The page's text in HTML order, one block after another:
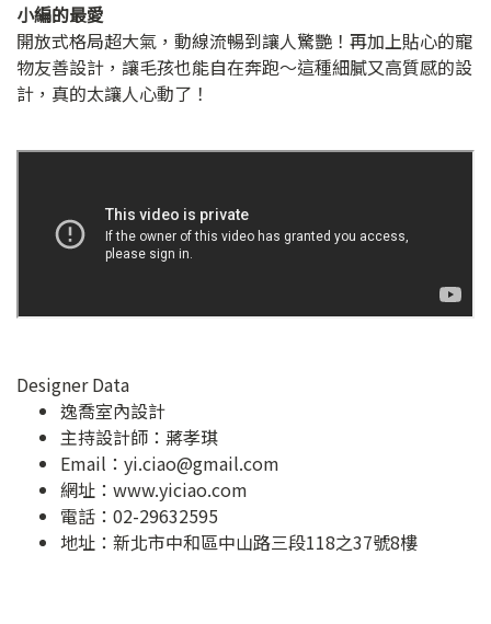
小編的最愛
開放式格局超大氣，動線流暢到讓人驚艷！再加上貼心的寵
物友善設計，讓毛孩也能自在奔跑～這種細膩又高質感的設
計，真的太讓人心動了！
Designer Data
逸喬室內設計
主持設計師：蔣孝琪
Email： yi.ciao@gmail.com
網址： www.yiciao.com
電話：02-29632595
地址： 新北市中和區中山路三段118之37號8樓